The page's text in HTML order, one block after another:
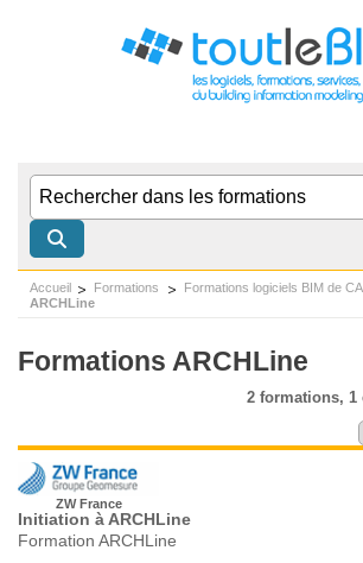
Accueil Formations Formations logiciels BIM de
ARCHLine
Formations ARCHLine
2 formations, 1
ZW France
Initiation à ARCHLine
Formation ARCHLine